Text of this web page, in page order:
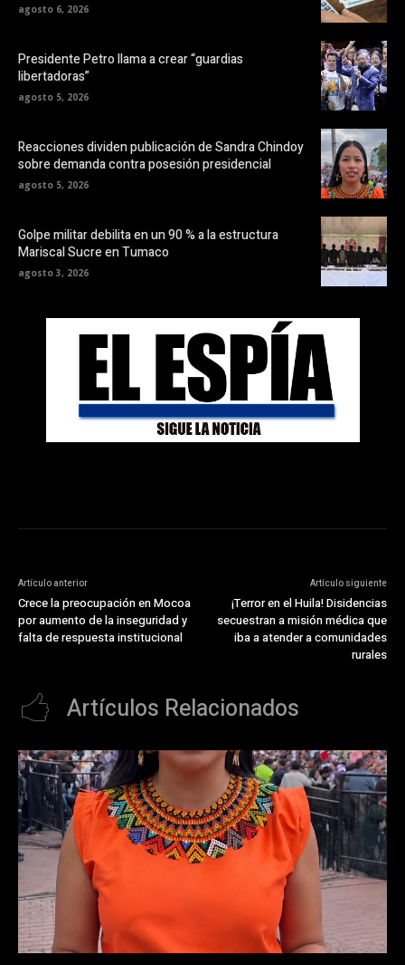
agosto 6, 2026
Presidente Petro llama a crear “guardias
libertadoras”
agosto 5, 2026
Reacciones dividen publicación de Sandra Chindoy
sobre demanda contra posesión presidencial
agosto 5, 2026
Golpe militar debilita en un 90 % a la estructura
Mariscal Sucre en Tumaco
agosto 3, 2026
Artículo anterior
Crece la preocupación en Mocoa
por aumento de la inseguridad y
falta de respuesta institucional
Artículo siguiente
¡Terror en el Huila! Disidencias
secuestran a misión médica que
iba a atender a comunidades
rurales
Artículos Relacionados